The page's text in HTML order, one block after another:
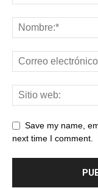
Save my name,
next time I comment.